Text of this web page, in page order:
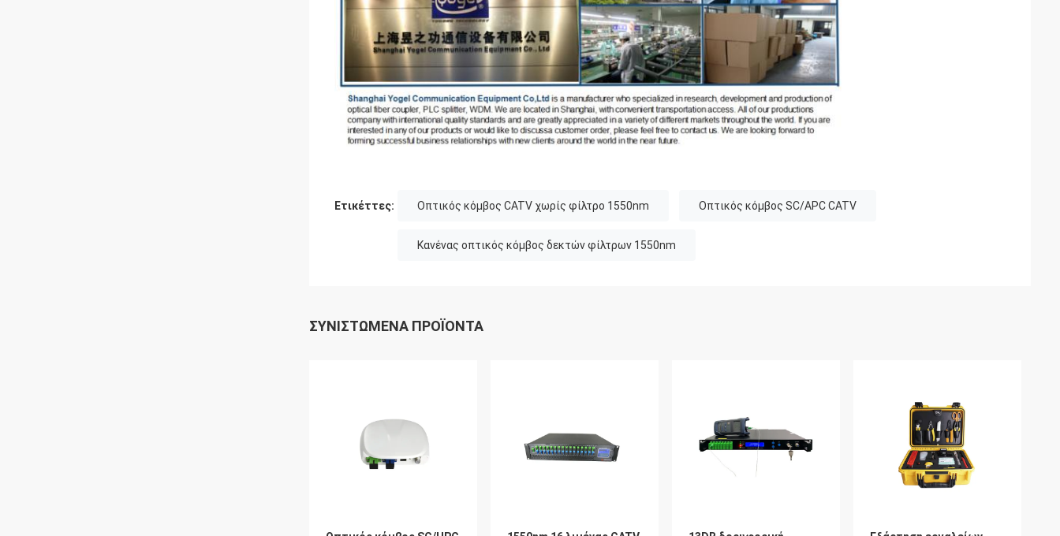
Ετικέττες: Οπτικός κόμβος CATV χωρίς φίλτρο 1550nm Οπτικός κόμβος SC/APC CATV
Κανένας οπτικός κόμβος δεκτών φίλτρων 1550nm
ΣΥΝΙΣΤΏΜΕΝΑ ΠΡΟΪΌΝΤΑ